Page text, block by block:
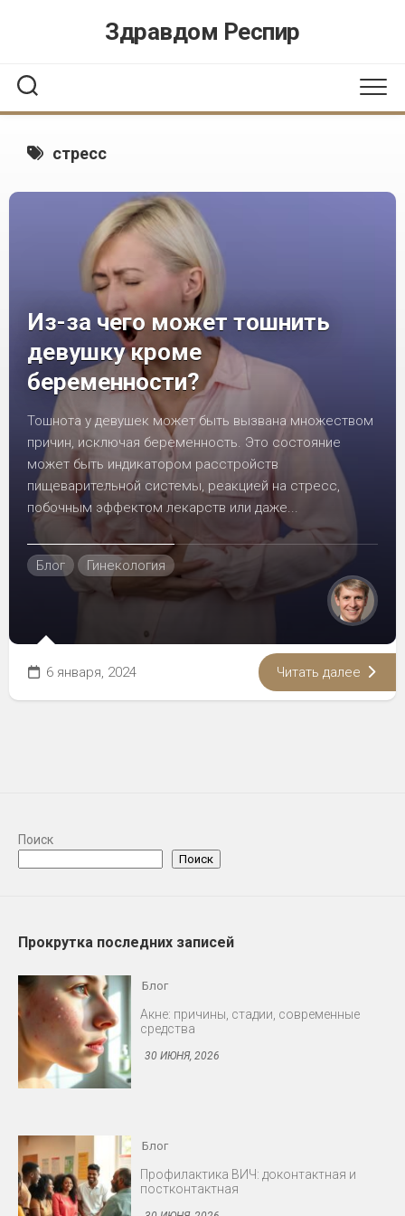
Здравдом Респир
стресс
Из-за чего может тошнить
девушку кроме
беременности?
Тошнота у девушек может быть вызвана множеством
причин, исключая беременность. Это состояние
может быть индикатором расстройств
пищеварительной системы, реакцией на стресс,
побочным эффектом лекарств или даже...
Блог Гинекология
6 января, 2024 Читать далее
Поиск
Поиск
Прокрутка последних записей
Блог
Акне: причины, стадии, современные
средства
30 ИЮНЯ, 2026
Блог
Профилактика ВИЧ: доконтактная и
постконтактная